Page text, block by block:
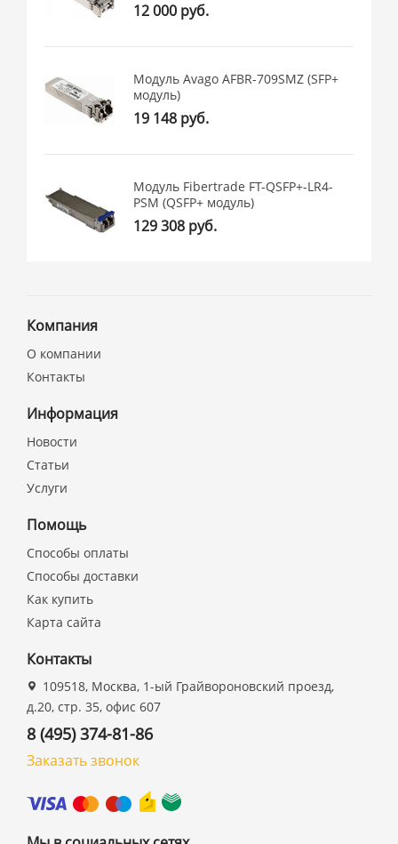
12 000 руб.
Модуль Avago AFBR-709SMZ (SFP+
модуль)
19 148 руб.
Модуль Fibertrade FT-QSFP+-LR4-
PSM (QSFP+ модуль)
129 308 руб.
Компания
О компании
Контакты
Информация
Новости
Статьи
Услуги
Помощь
Способы оплаты
Способы доставки
Как купить
Карта сайта
Контакты
109518, Москва, 1-ый Грайвороновский проезд,
д.20, стр. 35, офис 607
8 (495) 374-81-86
Заказать звонок